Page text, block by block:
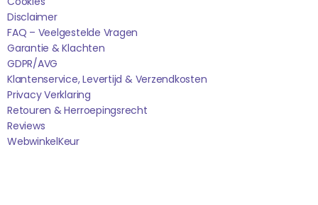
Disclaimer
FAQ – Veelgestelde Vragen
Garantie & Klachten
GDPR/AVG
Klantenservice, Levertijd & Verzendkosten
Privacy Verklaring
Retouren & Herroepingsrecht
Reviews
WebwinkelKEur